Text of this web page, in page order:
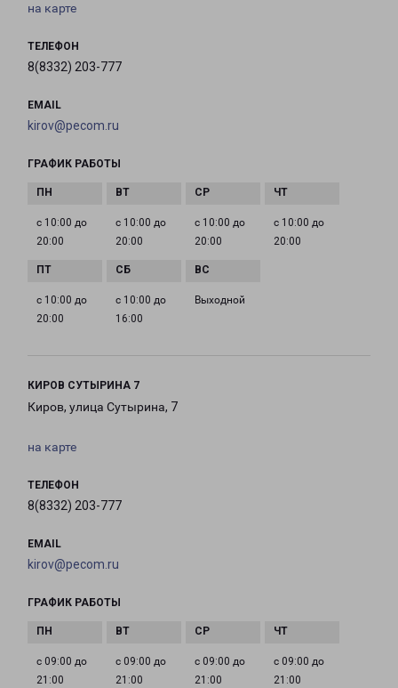
на карте
ТЕЛЕФОН
8(8332) 203-777
EMAIL
kirov@pecom.ru
ГРАФИК РАБОТЫ
с 10:00 до
20:00
с 10:00 до
20:00
с 10:00 до
20:00
с 10:00 до
20:00
с 10:00 до
20:00
с 10:00 до
16:00
Выходной
КИРОВ СУТЫРИНА 7
Киров, улица Сутырина, 7
на карте
ТЕЛЕФОН
8(8332) 203-777
EMAIL
kirov@pecom.ru
ГРАФИК РАБОТЫ
с 09:00 до
21:00
с 09:00 до
21:00
с 09:00 до
21:00
с 09:00 до
21:00